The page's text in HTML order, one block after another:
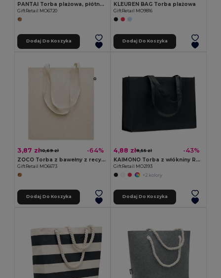
PANTAI Torba plażowa, płótno 280gr/m²
GiftRetail MO6720
Dodaj Do Koszyka
KLEUREN BAG Torba plażowa
GiftRetail MO9816
Dodaj Do Koszyka
3,87 zł10,69 zł -64%
ZOCO Torba z bawełny z recyklingu
GiftRetail MO6673
Dodaj Do Koszyka
4,88 zł8,55 zł -43%
KAIMONO Torba z włókniny RPET
GiftRetail MO2193
+2 kolory
Dodaj Do Koszyka